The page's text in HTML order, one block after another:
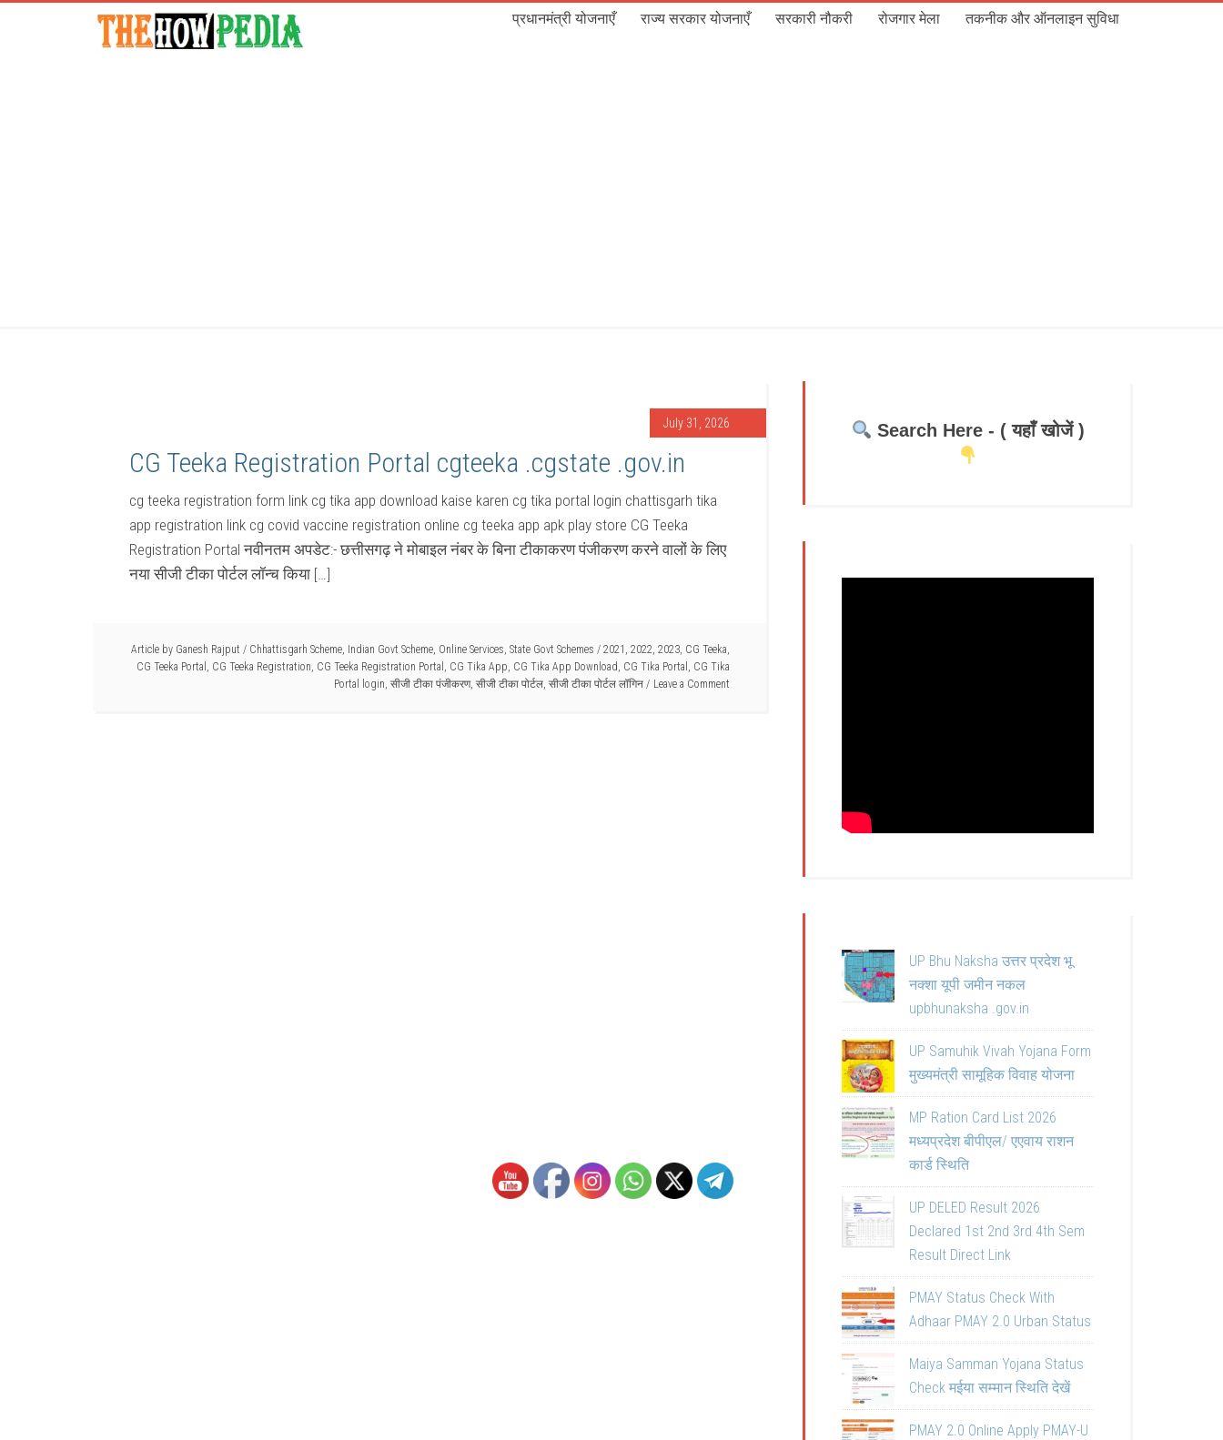
प्रधानमंत्री योजनाएँ राज्य सरकार योजनाएँ सरकारी नौकरी रोजगार मेला तकनीक और ऑनलाइन सुविधा
July 31, 2026
CG Teeka Registration Portal cgteeka .cgstate .gov.in
cg teeka registration form link cg tika app download kaise karen cg tika portal login chattisgarh tika
app registration link cg covid vaccine registration online cg teeka app apk play store CG Teeka
Registration Portal नवीनतम अपडेट:- छत्तीसगढ़ ने मोबाइल नंबर के बिना टीकाकरण पंजीकरण करने वालों के लिए
नया सीजी टीका पोर्टल लॉन्च किया […]
Article by Ganesh Rajput / Chhattisgarh Scheme, Indian Govt Scheme, Online Services, State Govt Schemes / 2021 , 2022, 2023, CG Teeka,
CG Teeka Portal , CG Teeka Registration, CG Teeka Registration Portal , CG Tika App, CG Tika App Download, CG Tika Portal , CG Tika
Portal login, सीजी टीका पंजीकरण, सीजी टीका पोर्टल, सीजी टीका पोर्टल लॉगिन Leave a Comment
Search Here - ( यहाँ खोजें )
UP Bhu Naksha उत्तर प्रदेश भू
नक्शा यूपी जमीन नकल
upbhunaksha .gov.in
UP Samuhik Vivah Yojana Form
मुख्यमंत्री सामूहिक विवाह योजना
MP Ration Card List 2026
मध्यप्रदेश बीपीएल/ एएवाय राशन
कार्ड स्थिति
UP DELED Result 2026
Declared 1st 2nd 3rd 4th Sem
Result Direct Link
PMAY Status Check With
Adhaar PMAY 2.0 Urban Status
Maiya Samman Yojana Status
Check मईया सम्मान स्थिति देखें
PMAY 2.0 Online Apply PMAY-U